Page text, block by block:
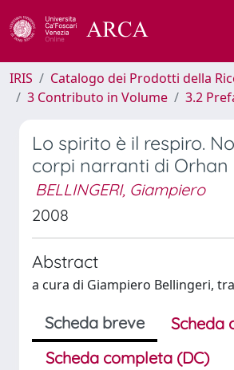
IRIS
Catalogo dei Prodotti della
3 Contributo in Volume
3.2
Lo spirito è il respiro.
corpi narranti di Orhan
BELLINGERI, Giampiero
2008
Abstract
a cura di Giampiero Bellingeri,
Scheda breve
Scheda
Scheda completa (DC)